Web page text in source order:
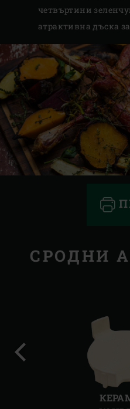
четвъртини
атрактивна дъска
СРОДНИ